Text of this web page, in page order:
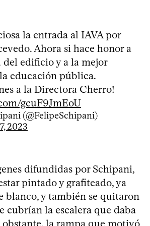
la entrada al IAVA por
Ahora si hace honor a
del edificio y a la mejor
educación pública.
a la Directora Cherro!
gcuF9JmEoU
(@FelipeSchipani)
2023
difundidas por Schipani,
pintado y grafiteado, ya
blanco, y también se quitaron
cubrían la escalera que daba
obstante, la rampa que motivó